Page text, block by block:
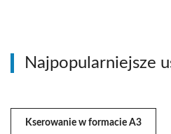
Najpopularniejsze
Kserowanie w formacie A3